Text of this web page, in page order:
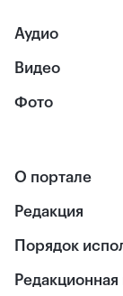
Аудио
Видео
Фото
О портале
Редакция
Порядок
Редакционная